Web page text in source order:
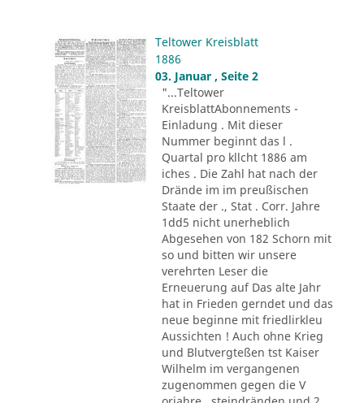
Teltower Kreisblatt
1886
03. Januar , Seite 2
"...Teltower
KreisblattAbonnements -
Einladung . Mit dieser
Nummer beginnt das l .
Quartal pro kllcht 1886 am
iches . Die Zahl hat nach der
Drände im im preußischen
Staate der ., Stat . Corr. Jahre
1dd5 nicht unerheblich
Abgesehen von 182 Schorn mit
so und bitten wir unsere
verehrten Leser die
Erneuerung auf Das alte Jahr
hat in Frieden gerndet und das
neue beginne mit friedlirkleu
Aussichten ! Auch ohne Krieg
und Blutvergteßen tst Kaiser
Wilhelm im vergangenen
zugenommen gegen die V